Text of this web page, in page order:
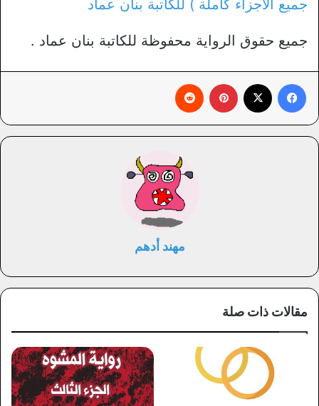
جميع الاجزاء كاملة ) للكاتبة بنان عماد
جميع حقوق الرواية محفوظة للكاتبة بنان عماد .
مهند أدهم
مقالات ذات صلة